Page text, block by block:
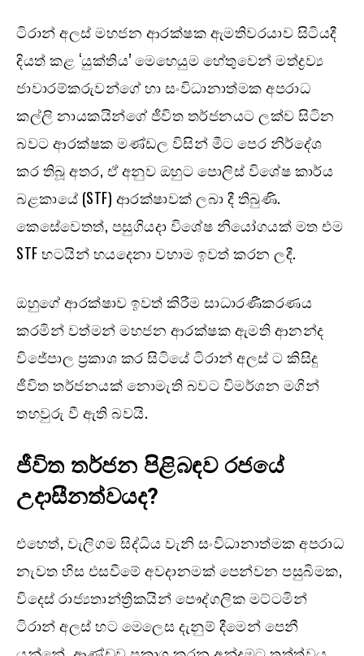
ටිරාන් අලස් මහජන ආරක්ෂක ඇමතිවරයාව සිටියදී
දියත් කළ ‘යුක්තිය’ මෙහෙයුම හේතුවෙන් මත්ද්‍රව්‍ය
ජාවාරම්කරුවන්ගේ හා සංවිධානාත්මක අපරාධ
කල්ලි නායකයින්ගේ ජීවිත තර්ජනයට ලක්ව සිටින
බවට ආරක්ෂක මණ්ඩල විසින් මීට පෙර නිර්දේශ
කර තිබූ අතර, ඒ අනුව ඔහුට පොලිස් විශේෂ කාර්ය
බළකායේ (STF) ආරක්ෂාවක් ලබා දී තිබුණි.
කෙසේවෙතත්, පසුගියදා විශේෂ නියෝගයක් මත එම
STF භටයින් හයදෙනා වහාම ඉවත් කරන ලදී.
ඔහුගේ ආරක්ෂාව ඉවත් කිරීම සාධාරණීකරණය
කරමින් වත්මන් මහජන ආරක්ෂක ඇමති ආනන්ද
විජේපාල ප්‍රකාශ කර සිටියේ ටිරාන් අලස් ට කිසිදු
ජීවිත තර්ජනයක් නොමැති බවට විමර්ශන මගින්
තහවුරු වී ඇති බවයි.
ජීවිත තර්ජන පිළිබඳව රජයේ
උදාසීනත්වයද?
එහෙත්, වැලිගම සිද්ධිය වැනි සංවිධානාත්මක අපරාධ
නැවත හිස එසවීමේ අවදානමක් පෙන්වන පසුබිමක,
විදෙස් රාජ්‍යතාන්ත්‍රිකයින් පෞද්ගලික මට්ටමින්
ටිරාන් අලස් හට මෙලෙස දැනුම් දීමෙන් පෙනී